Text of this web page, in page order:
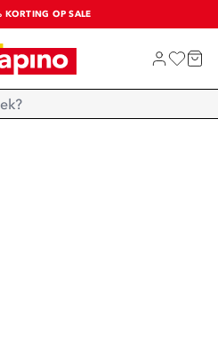
KORTING OP SALE
LAATSTE KANS!
NIEUW